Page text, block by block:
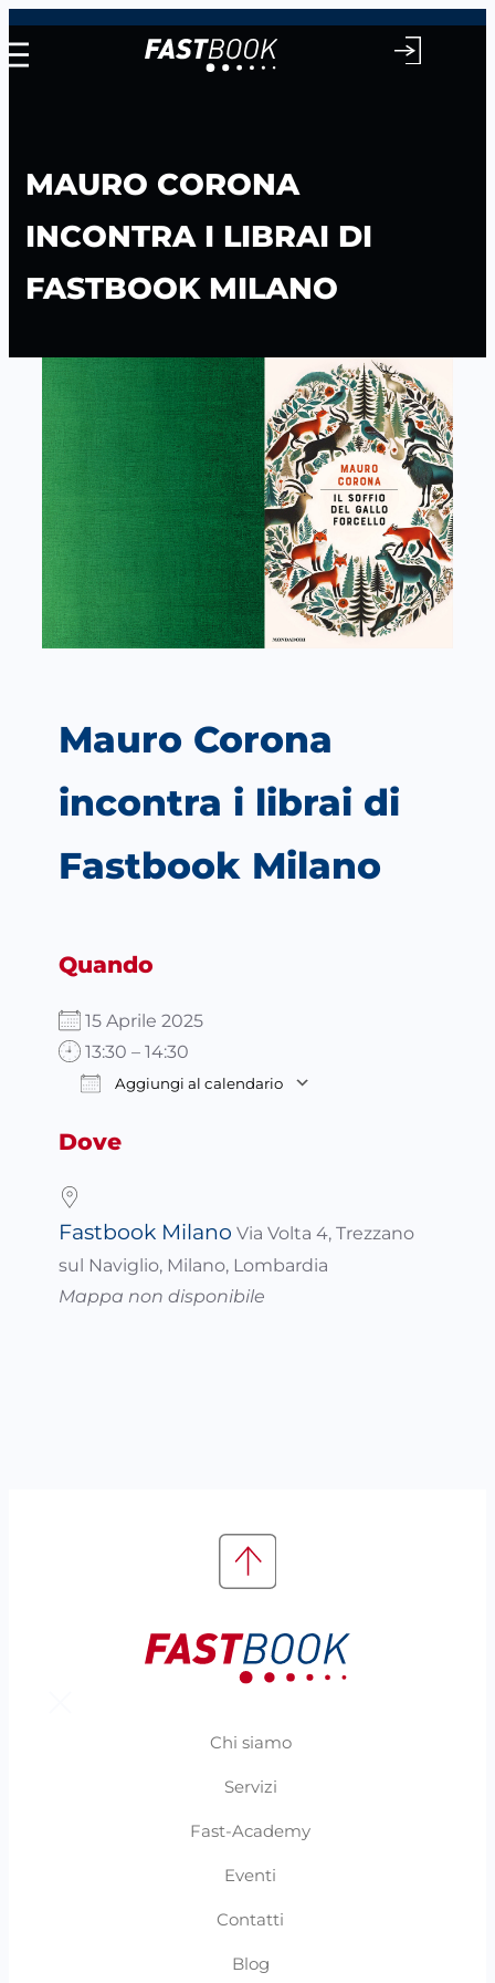
Vai
al
MAURO CORONA
INCONTRA I LIBRAI DI
FASTBOOK MILANO
Mauro Corona
incontra i librai di
Fastbook Milano
Quando
15 Aprile 2025
13:30 – 14:30
Aggiungi al calendario
Dove
Fastbook Milano Via Volta 4, Trezzano
sul Naviglio, Milano, Lombardia
Mappa non disponibile
Chi siamo
Servizi
Fast-Academy
Eventi
Contatti
Blog